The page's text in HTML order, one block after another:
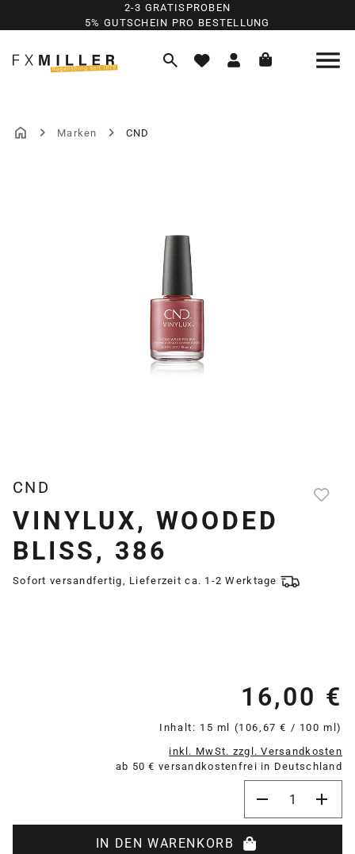
Zum Hauptinhalt springen
2-3 GRATISPROBEN
5% GUTSCHEIN PRO BESTELLUNG
Marken CND
CND
VINYLUX, WOODED
BLISS, 386
Sofort versandfertig, Lieferzeit ca. 1-2 Werktage
16,00 €
Inhalt: 15 ml (106,67 € / 100 ml)
inkl. MwSt. zzgl. Versandkosten
ab 50 € versandkostenfrei in Deutschland
IN DEN WARENKORB